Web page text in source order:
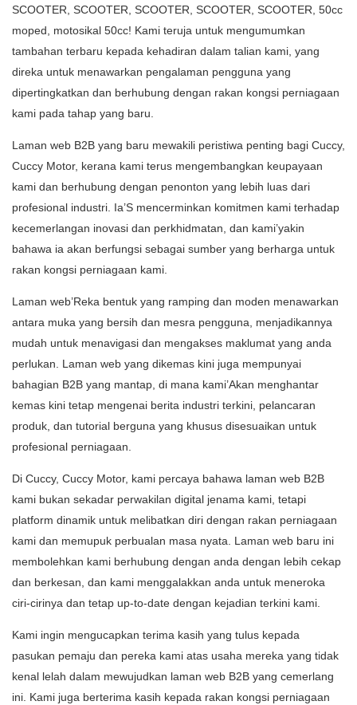
SCOOTER, SCOOTER, SCOOTER, SCOOTER, SCOOTER, 50cc
moped, motosikal 50cc! Kami teruja untuk mengumumkan
tambahan terbaru kepada kehadiran dalam talian kami, yang
direka untuk menawarkan pengalaman pengguna yang
dipertingkatkan dan berhubung dengan rakan kongsi perniagaan
kami pada tahap yang baru.
Laman web B2B yang baru mewakili peristiwa penting bagi Cuccy,
Cuccy Motor, kerana kami terus mengembangkan keupayaan
kami dan berhubung dengan penonton yang lebih luas dari
profesional industri. Ia’S mencerminkan komitmen kami terhadap
kecemerlangan inovasi dan perkhidmatan, dan kami’yakin
bahawa ia akan berfungsi sebagai sumber yang berharga untuk
rakan kongsi perniagaan kami.
Laman web’Reka bentuk yang ramping dan moden menawarkan
antara muka yang bersih dan mesra pengguna, menjadikannya
mudah untuk menavigasi dan mengakses maklumat yang anda
perlukan. Laman web yang dikemas kini juga mempunyai
bahagian B2B yang mantap, di mana kami’Akan menghantar
kemas kini tetap mengenai berita industri terkini, pelancaran
produk, dan tutorial berguna yang khusus disesuaikan untuk
profesional perniagaan.
Di Cuccy, Cuccy Motor, kami percaya bahawa laman web B2B
kami bukan sekadar perwakilan digital jenama kami, tetapi
platform dinamik untuk melibatkan diri dengan rakan perniagaan
kami dan memupuk perbualan masa nyata. Laman web baru ini
membolehkan kami berhubung dengan anda dengan lebih cekap
dan berkesan, dan kami menggalakkan anda untuk meneroka
ciri-cirinya dan tetap up-to-date dengan kejadian terkini kami.
Kami ingin mengucapkan terima kasih yang tulus kepada
pasukan pemaju dan pereka kami atas usaha mereka yang tidak
kenal lelah dalam mewujudkan laman web B2B yang cemerlang
ini. Kami juga berterima kasih kepada rakan kongsi perniagaan